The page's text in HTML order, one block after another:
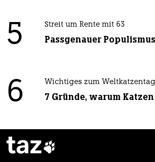
5 Streit um Rente mit 63
Passgenauer Populismus
6 Wichtiges zum Weltkatzentag
7 Gründe, warum
taz